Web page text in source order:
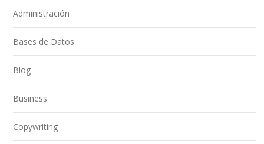
Administración
Bases de Datos
Blog
Business
Copywriting